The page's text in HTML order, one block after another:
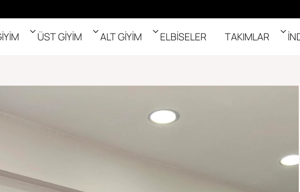
ÜST GİYİM ALT GİYİM ELBİSELER TAKIMLAR